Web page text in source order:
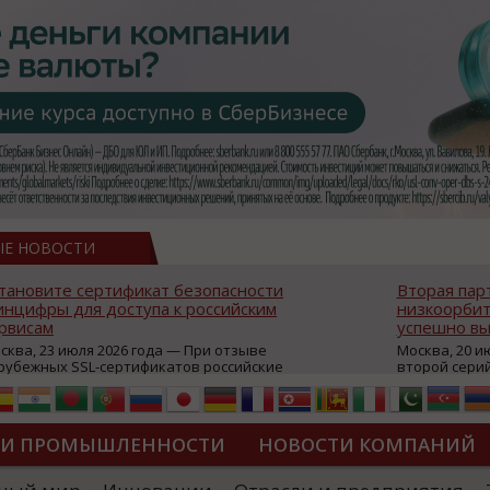
НОВОСТИ
сертификат безопасности
для доступа к российским
23 июля 2026 года — При отзыве
SSL-сертификатов российские
могут некорректно открываться в
браузерах (Google Chrome,
Edge и др.), а соединение с сервисами
ресурсы уже сообщили о
недоступности и ошибках при
из-за отзывов сертификатов
Вторая
успешно
Москва, 20
второй
аппаратов,
масштабной
интернет с
из
«Экономика
ПРОМЫШЛЕННОСТИ НОВОСТИ КОМПАНИЙ